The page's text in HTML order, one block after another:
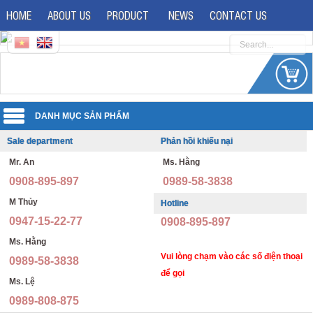
HOME ABOUT US PRODUCT NEWS CONTACT US
Uniforms
Office uniforms
Security uniforms
Hospital uniforms
Quần áo phòng dịch, y tế, phòng sạch
Safety shoes
Imported safety shoes
Safety helmet
Safety boots
Sale department
Mr. An
0908-895-897
M Thủy
0947-15-22-77
Ms. Hằng
0989-58-3838
Ms. Lệ
0989-808-875
Phản hồi khiếu nại
Ms. Hằng
0989-58-3838
Hotline
0908-895-897
Vui lòng chạm vào các số điện thoại
để gọi